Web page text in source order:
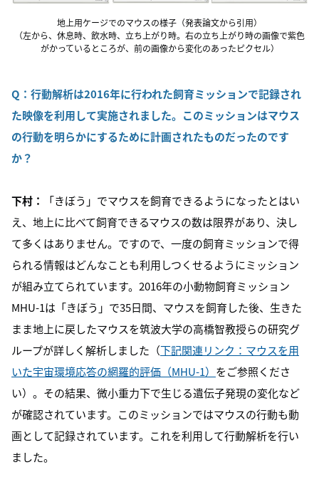
地上用ケージでのマウスの様子（発表論文から引用）
（左から、休息時、飲水時、立ち上がり時。右の立ち上がり時の画像で紫色
がかっているところが、前の画像から変化のあったピクセル）
Q： 行動解析は2016年に行われた飼育ミッションで記録され
た映像を利用して実施されました。このミッションはマウス
の行動を明らかにするために計画されたものだったのです
か？
下村：
「きぼう」でマウスを飼育できるようになったとはい
え、地上に比べて飼育できるマウスの数は限界があり、決し
て多くはありません。ですので、一度の飼育ミッションで得
られる情報はどんなことも利用しつくせるようにミッション
が組み立てられています。2016年の小動物飼育ミッション
MHU-1は「きぼう」で35日間、マウスを飼育した後、生きた
まま地上に戻したマウスを筑波大学の高橋智教授らの研究グ
ループが詳しく解析しました（下記関連リンク：マウスを用
いた宇宙環境応答の網羅的評価（MHU-1） をご参照くださ
い）。その結果、微小重力下で生じる遺伝子発現の変化など
が確認されています。このミッションではマウスの行動も動
画として記録されています。これを利用して行動解析を行い
ました。